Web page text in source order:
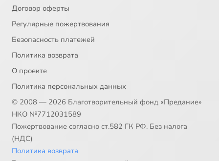
Договор оферты
Регулярные пожертвования
Безопасность платежей
Политика возврата
О проекте
Политика персональных данных
© 2008 — 2026 Благотворительный фонд «Предание»
НКО №7712031589
Пожертвование согласно ст.582 ГК РФ. Без налога
(НДС)
Политика возврата